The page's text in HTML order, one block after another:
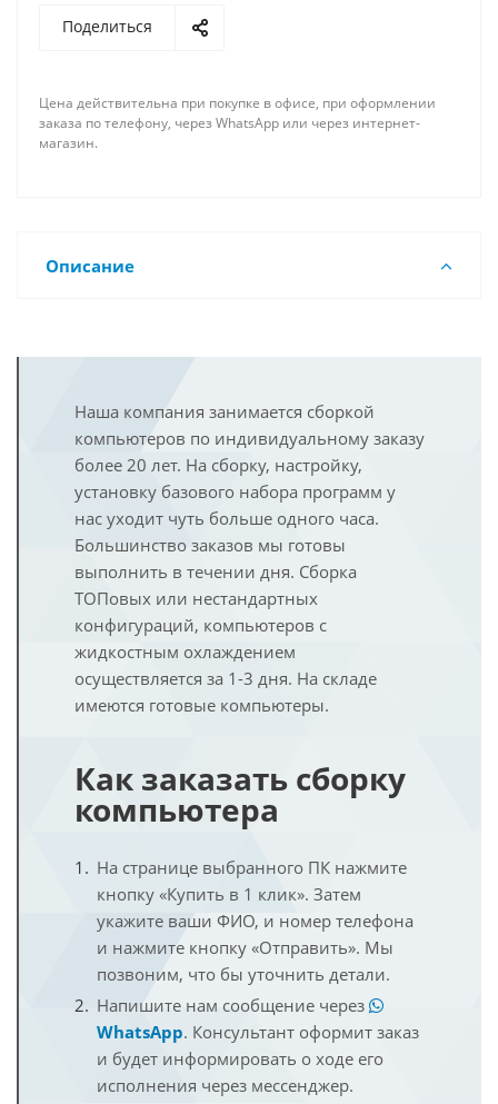
Поделиться
Цена действительна при покупке в офисе, при оформлении
заказа по телефону, через WhatsApp или через интернет-
магазин.
Описание
Наша компания занимается сборкой
компьютеров по индивидуальному заказу
более 20 лет. На сборку, настройку,
установку базового набора программ у
нас уходит чуть больше одного часа.
Большинство заказов мы готовы
выполнить в течении дня. Сборка
ТОПовых или нестандартных
конфигураций, компьютеров с
жидкостным охлаждением
осуществляется за 1-3 дня. На складе
имеются готовые компьютеры.
Как заказать сборку
компьютера
На странице выбранного ПК нажмите
кнопку «Купить в 1 клик». Затем
укажите ваши ФИО, и номер телефона
и нажмите кнопку «Отправить». Мы
позвоним, что бы уточнить детали.
Напишите нам сообщение через
WhatsApp. Консультант оформит заказ
и будет информировать о ходе его
исполнения через мессенджер.